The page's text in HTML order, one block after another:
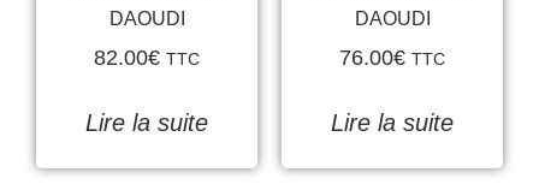
DAOUDI
82.00€ TTC
Lire la suite
DAOUDI
76.00€ TTC
Lire la suite